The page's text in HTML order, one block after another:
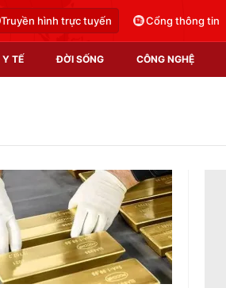
Truyền hình trực tuyến Cổng thông tin
Y TẾ ĐỜI SỐNG CÔNG NGHỆ
Video
Shorts video
Podcast
EMagazine